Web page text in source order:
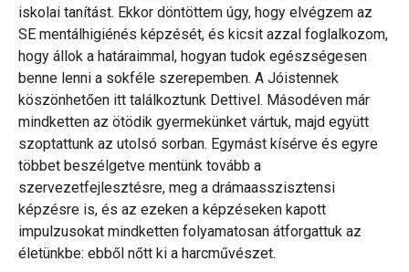
iskolai tanítást. Ekkor döntöttem úgy, hogy elvégzem az
SE mentálhigiénés képzését, és kicsit azzal foglalkozom,
hogy állok a határaimmal, hogyan tudok egészségesen
benne lenni a sokféle szerepemben. A Jóistennek
köszönhetően itt találkoztunk Dettivel. Másodéven már
mindketten az ötödik gyermekünket vártuk, majd együtt
szoptattunk az utolsó sorban. Egymást kísérve és egyre
többet beszélgetve mentünk tovább a
szervezetfejlesztésre, meg a drámaasszisztensi
képzésre is, és az ezeken a képzéseken kapott
impulzusokat mindketten folyamatosan átforgattuk az
életünkbe: ebből nőtt ki a harcművészet.